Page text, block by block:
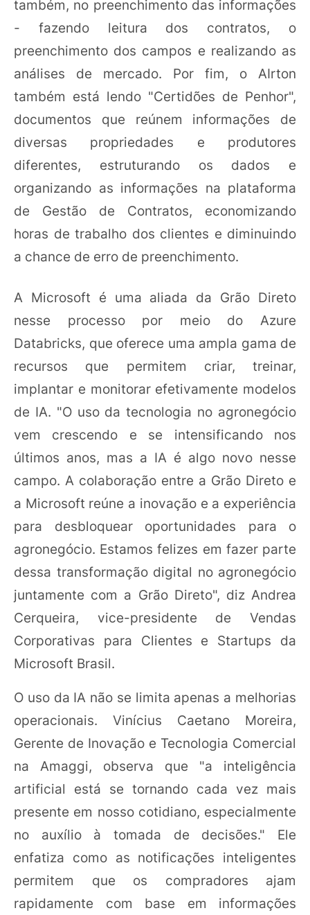
também, no preenchimento das informações
- fazendo leitura dos contratos, o
preenchimento dos campos e realizando as
análises de mercado. Por fim, o AIrton
também está lendo "Certidões de Penhor",
documentos que reúnem informações de
diversas propriedades e produtores
diferentes, estruturando os dados e
organizando as informações na plataforma
de Gestão de Contratos, economizando
horas de trabalho dos clientes e diminuindo
a chance de erro de preenchimento.
A Microsoft é uma aliada da Grão Direto
nesse processo por meio do Azure
Databricks, que oferece uma ampla gama de
recursos que permitem criar, treinar,
implantar e monitorar efetivamente modelos
de IA. "O uso da tecnologia no agronegócio
vem crescendo e se intensificando nos
últimos anos, mas a IA é algo novo nesse
campo. A colaboração entre a Grão Direto e
a Microsoft reúne a inovação e a experiência
para desbloquear oportunidades para o
agronegócio. Estamos felizes em fazer parte
dessa transformação digital no agronegócio
juntamente com a Grão Direto", diz Andrea
Cerqueira, vice-presidente de Vendas
Corporativas para Clientes e Startups da
Microsoft Brasil.
O uso da IA não se limita apenas a melhorias
operacionais. Vinícius Caetano Moreira,
Gerente de Inovação e Tecnologia Comercial
na Amaggi, observa que "a inteligência
artificial está se tornando cada vez mais
presente em nosso cotidiano, especialmente
no auxílio à tomada de decisões." Ele
enfatiza como as notificações inteligentes
permitem que os compradores ajam
rapidamente com base em informações